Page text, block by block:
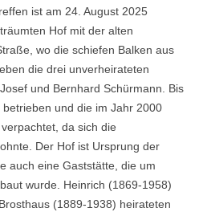
ist am 24. August 2025
Hof mit der alten
wo die schiefen Balken aus
die drei unverheirateten
und Bernhard Schürmann. Bis
und die im Jahr 2000
da sich die
Der Hof ist Ursprung der
auch eine Gaststätte, die um
wurde. Heinrich (1869-1958)
(1889-1938) heirateten